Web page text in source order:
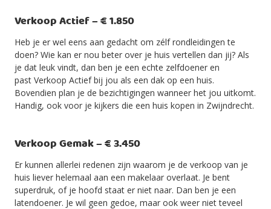
Verkoop Actief – € 1.850
Heb je er wel eens aan gedacht om zélf rondleidingen te
doen? Wie kan er nou beter over je huis vertellen dan jij? Als
je dat leuk vindt, dan ben je een echte zelfdoener en
past Verkoop Actief bij jou als een dak op een huis.
Bovendien plan je de bezichtigingen wanneer het jou uitkomt.
Handig, ook voor je kijkers die een huis kopen in Zwijndrecht.
Verkoop Gemak – € 3.450
Er kunnen allerlei redenen zijn waarom je de verkoop van je
huis liever helemaal aan een makelaar overlaat. Je bent
superdruk, of je hoofd staat er niet naar. Dan ben je een
latendoener. Je wil geen gedoe, maar ook weer niet teveel